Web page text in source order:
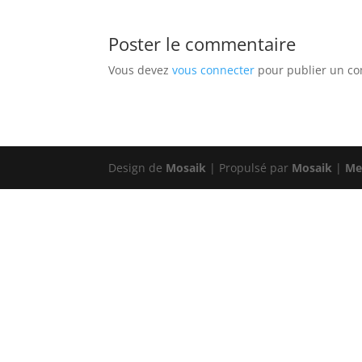
Poster le commentaire
Vous devezvous connecter pour publier un
Design de Mosaik | Propulsé par Mosaik |